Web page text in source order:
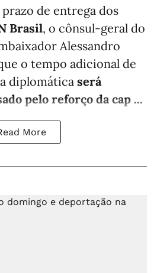
de entrega dos
Brasil, o cônsul-geral do
Alessandro
o tempo adicional de
diplomática será
pelo reforço da cap ...
More